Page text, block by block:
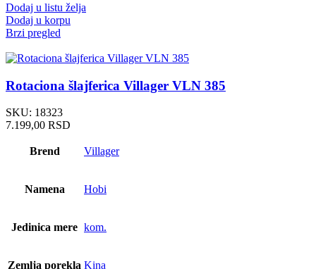
Dodaj u listu želja
Dodaj u korpu
Brzi pregled
Rotaciona šlajferica Villager VLN 385
SKU: 18323
7.199,00 RSD
Brend Villager
Namena Hobi
Jedinica mere kom.
Zemlja porekla Kina